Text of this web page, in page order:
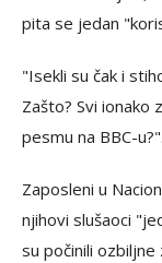
pita se jedan
"Isekli su čak i
Zašto? Svi ionako
pesmu na BBC-u?".
Zaposleni u
njihovi slušaoci
su počinili